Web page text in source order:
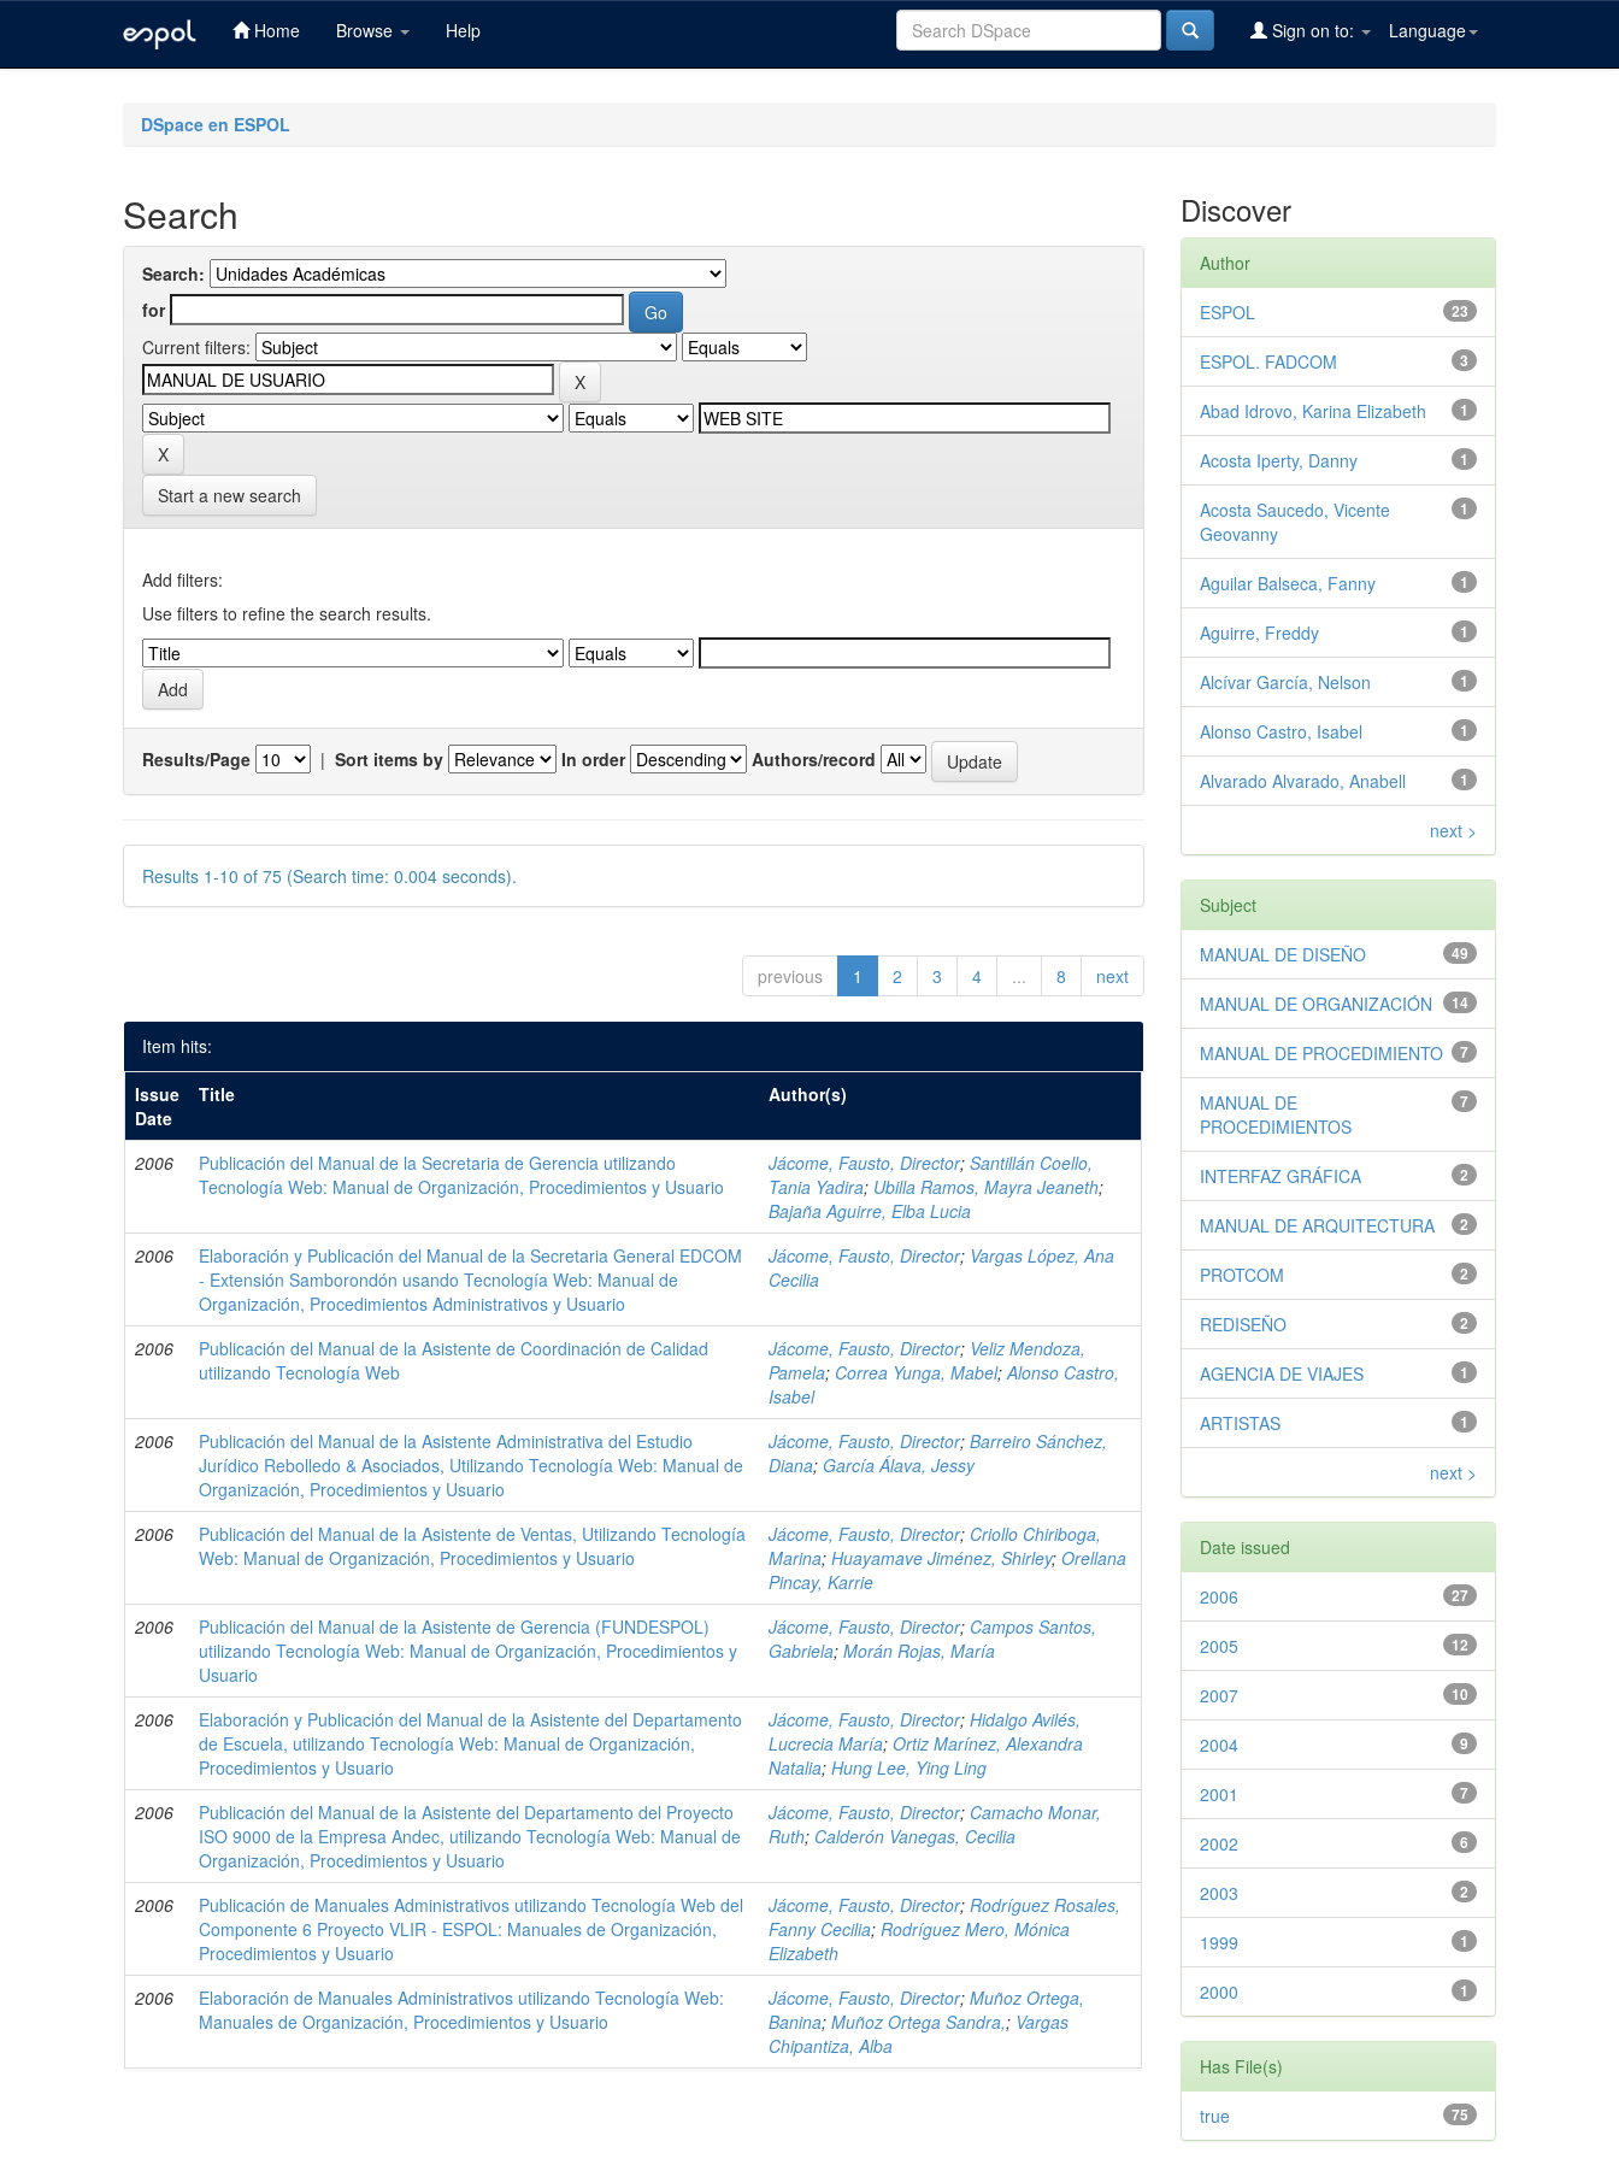
Home Browse Help Language
Sign on to:
DSpace en ESPOL
Search
Search:
for
Current filters:
Start a new search
Add filters:
Use filters to refine the search results.
Results/Page | Sort items by In order Authors/record
Results 1-10 of 75 (Search time: 0.004 seconds).
previous 1 2 3 4 ... 8 next
Item hits:
Issue
Date
Title Author(s)
2006
Publicación del Manual de la Secretaria de Gerencia utilizando
Tecnología Web: Manual de Organización, Procedimientos y Usuario
Jácome, Fausto, Director;Santillán Coello,
Tania Yadira; Ubilla Ramos, Mayra Jeaneth;
Bajaña Aguirre, Elba Lucia
2006
Elaboración y Publicación del Manual de la Secretaria General EDCOM
- Extensión Samborondón usando Tecnología Web: Manual de
Organización, Procedimientos Administrativos y Usuario
Jácome, Fausto, Director; Vargas López, Ana
Cecilia
2006
Publicación del Manual de la Asistente de Coordinación de Calidad
utilizando Tecnología Web
Jácome, Fausto, Director; Veliz Mendoza,
Pamela; Correa Yunga, Mabel;Alonso Castro,
Isabel
2006
Publicación del Manual de la Asistente Administrativa del Estudio
Jurídico Rebolledo & Asociados, Utilizando Tecnología Web: Manual de
Organización, Procedimientos y Usuario
Jácome, Fausto, Director;Barreiro Sánchez,
Diana; García Álava, Jessy
2006
Publicación del Manual de la Asistente de Ventas, Utilizando Tecnología
Web: Manual de Organización, Procedimientos y Usuario
Jácome, Fausto, Director; Criollo Chiriboga,
Marina;Huayamave Jiménez, Shirley;Orellana
Pincay, Karrie
2006
Publicación del Manual de la Asistente de Gerencia (FUNDESPOL)
utilizando Tecnología Web: Manual de Organización, Procedimientos y
Usuario
Jácome, Fausto, Director; Campos Santos,
Gabriela;Morán Rojas, María
2006
Elaboración y Publicación del Manual de la Asistente del Departamento
de Escuela, utilizando Tecnología Web: Manual de Organización,
Procedimientos y Usuario
Jácome, Fausto, Director;Hidalgo Avilés,
Lucrecia María;Ortiz Marínez, Alexandra
Natalia;Hung Lee, Ying Ling
2006
Publicación del Manual de la Asistente del Departamento del Proyecto
ISO 9000 de la Empresa Andec, utilizando Tecnología Web: Manual de
Organización, Procedimientos y Usuario
Jácome, Fausto, Director; Camacho Monar,
Ruth; Calderón Vanegas, Cecilia
2006
Publicación de Manuales Administrativos utilizando Tecnología Web del
Componente 6 Proyecto VLIR - ESPOL: Manuales de Organización,
Procedimientos y Usuario
Jácome, Fausto, Director;Rodríguez Rosales,
Fanny Cecilia;Rodríguez Mero, Mónica
Elizabeth
2006
Elaboración de Manuales Administrativos utilizando Tecnología Web:
Manuales de Organización, Procedimientos y Usuario
Jácome, Fausto, Director;Muñoz Ortega,
Banina;Muñoz Ortega Sandra,; Vargas
Chipantiza, Alba
Discover
Author
23
ESPOL
3
ESPOL. FADCOM
1
Abad Idrovo, Karina Elizabeth
1
Acosta Iperty, Danny
1
Acosta Saucedo, Vicente
Geovanny
1
Aguilar Balseca, Fanny
1
Aguirre, Freddy
1
Alcívar García, Nelson
1
Alonso Castro, Isabel
1
Alvarado Alvarado, Anabell
next >
Subject
49
MANUAL DE DISEÑO
14
MANUAL DE ORGANIZACIÓN
7
MANUAL DE PROCEDIMIENTO
7
MANUAL DE
PROCEDIMIENTOS
2
INTERFAZ GRÁFICA
2
MANUAL DE ARQUITECTURA
2
PROTCOM
2
REDISEÑO
1
AGENCIA DE VIAJES
1
ARTISTAS
next >
Date issued
27
2006
12
2005
10
2007
9
2004
7
2001
6
2002
2
2003
1
1999
1
2000
Has File(s)
75
true